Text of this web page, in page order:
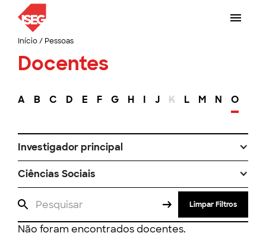
Início/ Pessoas
Docentes
A B C D E F G H I J K L M N O
Investigador principal
Ciências Sociais
Limpar Filtros
Não foram encontrados docentes.